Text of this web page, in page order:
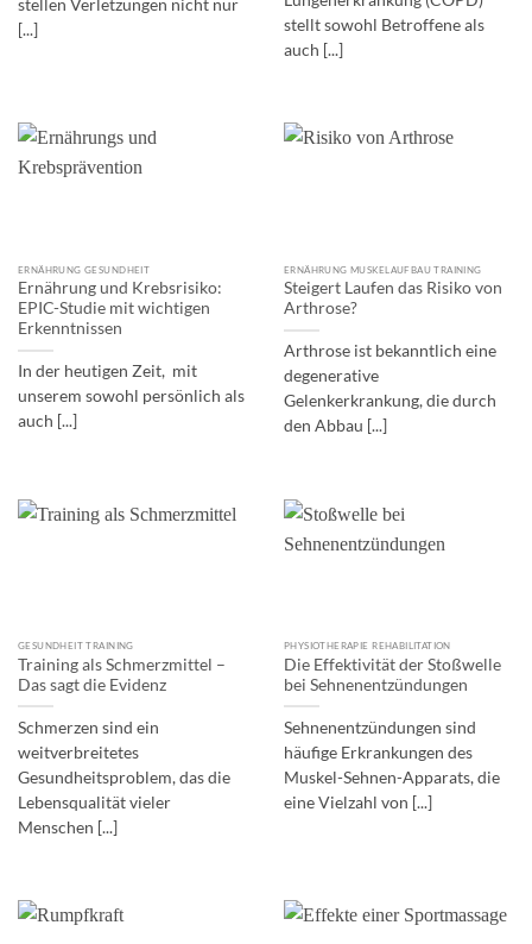
stellen Verletzungen nicht nur
[...]
stellt sowohl Betroffene als
auch [...]
ERNÄHRUNG GESUNDHEIT
Ernährung und Krebsrisiko:
EPIC-Studie mit wichtigen
Erkenntnissen
In der heutigen Zeit, mit
unserem sowohl persönlich als
auch [...]
ERNÄHRUNG MUSKELAUFBAU TRAINING
Steigert Laufen das Risiko von
Arthrose?
Arthrose ist bekanntlich eine
degenerative
Gelenkerkrankung, die durch
den Abbau [...]
GESUNDHEIT TRAINING
Training als Schmerzmittel –
Das sagt die Evidenz
Schmerzen sind ein
weitverbreitetes
Gesundheitsproblem, das die
Lebensqualität vieler
Menschen [...]
PHYSIOTHERAPIE REHABILITATION
Die Effektivität der Stoßwelle
bei Sehnenentzündungen
Sehnenentzündungen sind
häufige Erkrankungen des
Muskel-Sehnen-Apparats, die
eine Vielzahl von [...]